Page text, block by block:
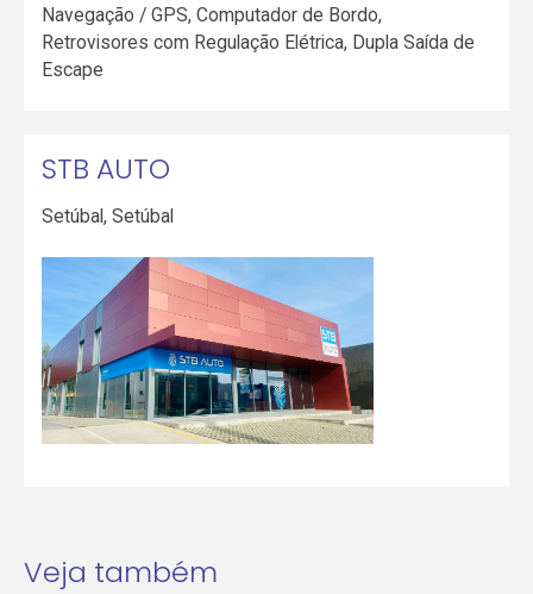
Navegação / GPS, Computador de Bordo,
Retrovisores com Regulação Elétrica, Dupla Saída de
Escape
STB AUTO
Setúbal,Setúbal
Veja também